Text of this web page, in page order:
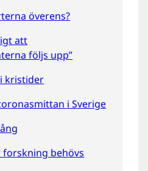
överens?
att
följs upp”
kristider
i Sverige
forskning behövs